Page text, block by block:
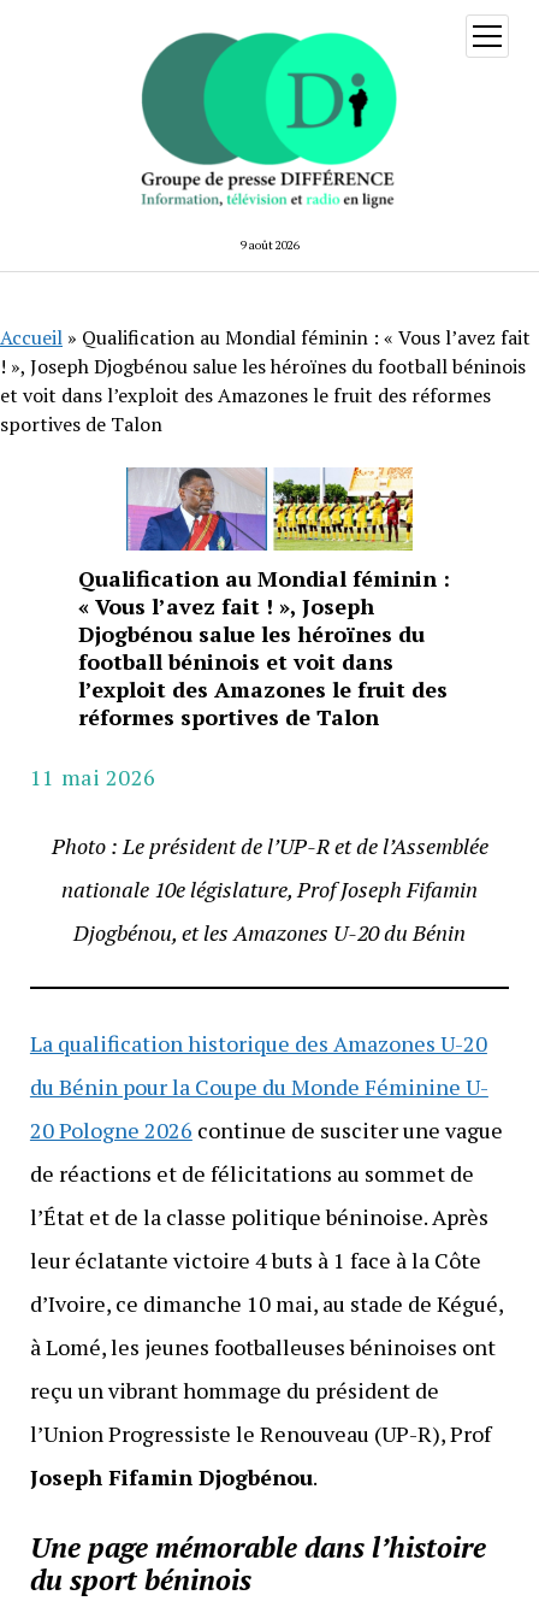
9 août 2026
ouvrir
menu
Accueil » Qualification au Mondial féminin : « Vous l’avez fait
! », Joseph Djogbénou salue les héroïnes du football béninois
et voit dans l’exploit des Amazones le fruit des réformes
sportives de Talon
Qualification au Mondial féminin :
« Vous l’avez fait ! », Joseph
Djogbénou salue les héroïnes du
football béninois et voit dans
l’exploit des Amazones le fruit des
réformes sportives de Talon
11 mai 2026
Photo : Le président de l’UP-R et de l’Assemblée
nationale 10e législature, Prof Joseph Fifamin
Djogbénou, et les Amazones U-20 du Bénin
La qualification historique des Amazones U-20
du Bénin pour la Coupe du Monde Féminine U-
20 Pologne 2026 continue de susciter une vague
de réactions et de félicitations au sommet de
l’État et de la classe politique béninoise. Après
leur éclatante victoire 4 buts à 1 face à la Côte
d’Ivoire, ce dimanche 10 mai, au stade de Kégué,
à Lomé, les jeunes footballeuses béninoises ont
reçu un vibrant hommage du président de
l’Union Progressiste le Renouveau (UP-R), Prof
Joseph Fifamin Djogbénou.
Une page mémorable dans l’histoire
du sport béninois